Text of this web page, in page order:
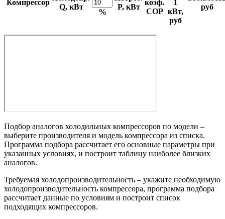
Компрессор
Q, кВт
%
P, кВт
коэф.
COP
1
кВт,
руб
руб
Подбор аналогов холодильных компрессоров по модели –
выберите производителя и модель компрессора из списка.
Программа подбора рассчитает его основные параметры при
указанных условиях, и построит таблицу наиболее близких
аналогов.
Требуемая холодопроизводительность – укажите необходимую
холодопроизводительность компрессора, программа подбора
рассчитает данные по условиям и построит список
подходящих компрессоров.